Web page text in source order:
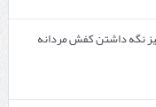
نگه داشتن کفش مردانه